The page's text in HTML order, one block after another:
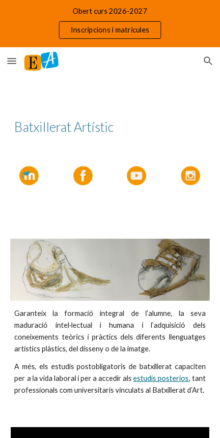
Obert curs 2026-2027
Inscripcions i matrícules
Batxillerat Artístic
Garanteix la formació integral de l’alumne, la seva
maduració intel·lectual i humana i l’adquisició dels
coneixements teòrics i pràctics dels diferents llenguatges
artístics plàstics, del disseny o de la imatge.
A més, els estudis postobligatoris de batxillerat capaciten
per a la vida laboral i per a accedir alsestudis posterios, tant
professionals com universitaris vinculats al Batxillerat d’Art.